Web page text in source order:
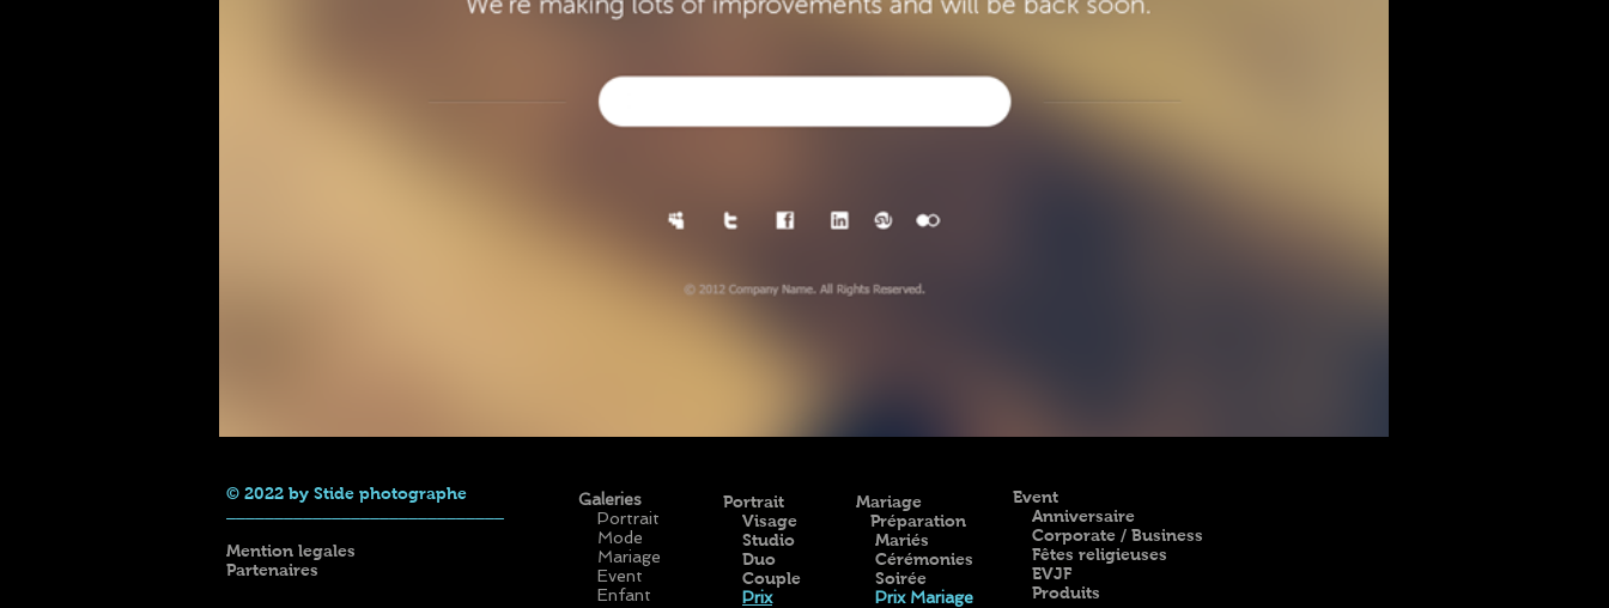
© 2022 by Stide photographe
Mention legales
Partenaires
Galeries
Portrait
Mode
Mariage
Event
Enfant
Portrait
Visage
Studio
Duo
Couple
Prix
Mariage
Préparation
Mariés
Cérémonies
Soirée
Prix Mariage
Event
Anniversaire
Corporate / Business
Fêtes religieuses
EVJF
Produits